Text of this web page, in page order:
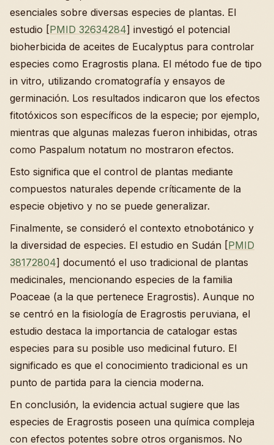
esenciales sobre diversas especies de plantas. El
estudio [PMID 32634284] investigó el potencial
bioherbicida de aceites de Eucalyptus para controlar
especies como Eragrostis plana. El método fue de tipo
in vitro, utilizando cromatografía y ensayos de
germinación. Los resultados indicaron que los efectos
fitotóxicos son específicos de la especie; por ejemplo,
mientras que algunas malezas fueron inhibidas, otras
como Paspalum notatum no mostraron efectos.
Esto significa que el control de plantas mediante
compuestos naturales depende críticamente de la
especie objetivo y no se puede generalizar.
Finalmente, se consideró el contexto etnobotánico y
la diversidad de especies. El estudio en Sudán [PMID
38172804] documentó el uso tradicional de plantas
medicinales, mencionando especies de la familia
Poaceae (a la que pertenece Eragrostis). Aunque no
se centró en la fisiología de Eragrostis peruviana, el
estudio destaca la importancia de catalogar estas
especies para su posible uso medicinal futuro. El
significado es que el conocimiento tradicional es un
punto de partida para la ciencia moderna.
En conclusión, la evidencia actual sugiere que las
especies de Eragrostis poseen una química compleja
con efectos potentes sobre otros organismos. No